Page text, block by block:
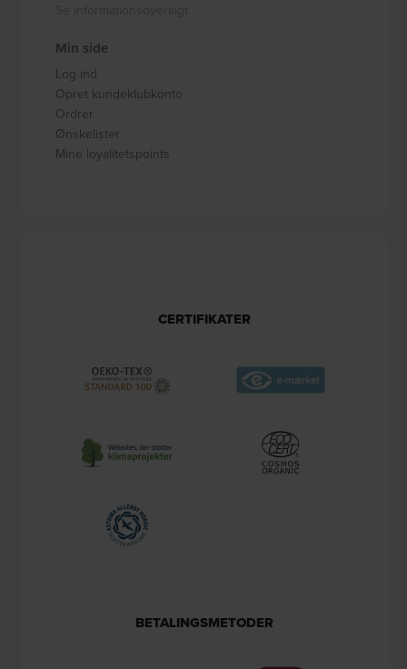
Min side
Log ind
Opret kundeklubkonto
Ordrer
Ønskelister
Mine loyalitetspoints
CERTIFIKATER
BETALINGSMETODER